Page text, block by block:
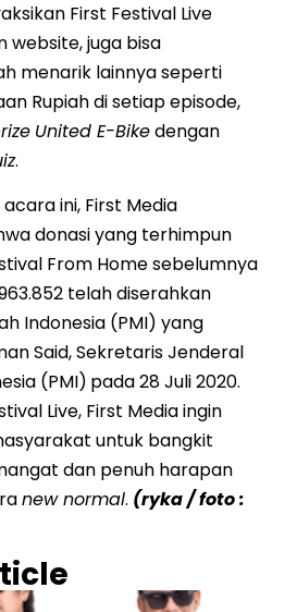
First Festival Live
website, juga bisa
menarik lainnya seperti
Rupiah di setiap episode,
United E-Bikedengan
.
ini, First Media
donasi yang terhimpun
From Home sebelumnya
telah diserahkan
Indonesia (PMI) yang
Said, Sekretaris Jenderal
(PMI) pada 28 Juli 2020.
Live, First Media ingin
untuk bangkit
dan penuh harapan
new normal. (ryka / foto :